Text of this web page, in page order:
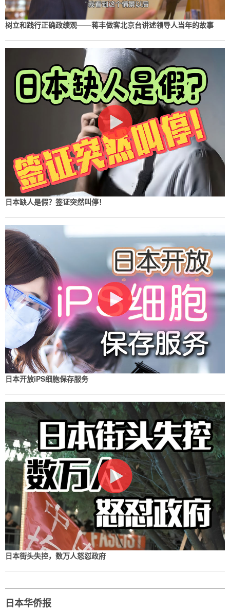
树立和践行正确政绩观——蒋丰做客北京台讲述领导人当年的故事
日本缺人是假？签证突然叫停！
日本开放iPS细胞保存服务
日本街头失控，数万人怒怼政府
日本华侨报